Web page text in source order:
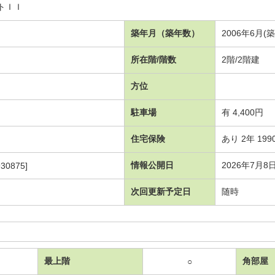
ＩＩ
築年月（築年数） 2006年6月(
所在階/階数 2階/2階建
方位
駐車場 有 4,400円
住宅保険 あり 2年
情報公開日 2026年7月8日
次回更新予定日 随時
最上階 ○ 角部屋